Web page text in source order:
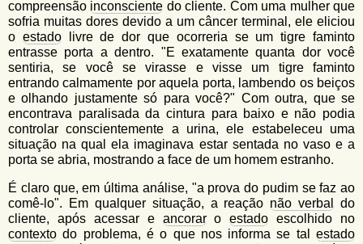
compreensão inconsciente do cliente. Com uma mulher que
sofria muitas dores devido a um câncer terminal, ele eliciou
o estadolivre de dor que ocorreria se um tigre faminto
entrasse porta a dentro. "E exatamente quanta dor você
sentiria, se você se virasse e visse um tigre faminto
entrando calmamente por aquela porta, lambendo os beiços
e olhando justamente só para você?" Com outra, que se
encontrava paralisada da cintura para baixo e não podia
controlar conscientemente a urina, ele estabeleceu uma
situação na qual ela imaginava estar sentada no vaso e a
porta se abria, mostrando a face de um homem estranho.
É claro que, em última análise, "a prova do pudim se faz ao
comê-lo". Em qualquer situação, a reação não verbal
do
cliente, após acessar e ancoraroestado escolhido no
contexto do problema, é o que nos informa se tal estado